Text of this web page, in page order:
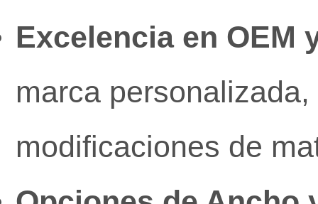
Excelencia en OEM
marca
modificaciones de